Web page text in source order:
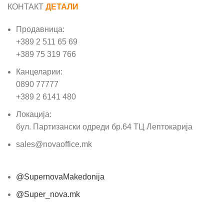
КОНТАКТ ДЕТАЛИ
Продавница:
+389 2 511 65 69
+389 75 319 766
Канцеларии:
0890 77777
+389 2 6141 480
Локација:
бул. Партизански одреди бр.64 ТЦ Лептокарија
sales@novaoffice.mk
@SupernovaMakedonija
@Super_nova.mk